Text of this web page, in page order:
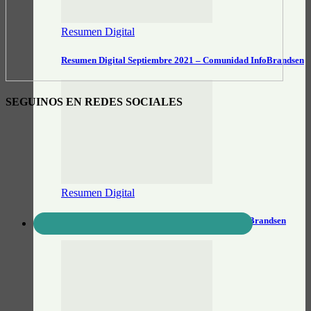
Resumen Digital
Resumen Digital Septiembre 2021 – Comunidad InfoBrandsen
Resumen Digital
Resumen Digital Agosto 2021 – Comunidad InfoBrandsen
SEGUINOS EN REDES SOCIALES